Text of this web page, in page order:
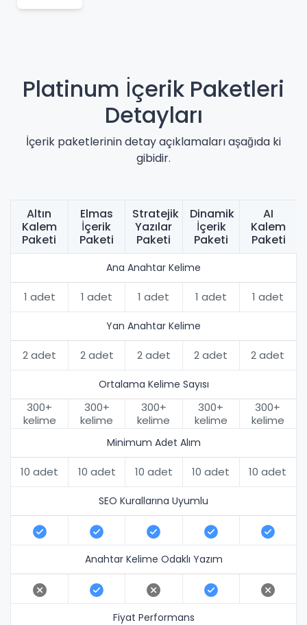
Platinum İçerik Paketleri
Detayları
İçerik paketlerinin detay açıklamaları aşağıda ki
gibidir.
Altın
Kalem
Paketi
Elmas
İçerik
Paketi
Stratejik
Yazılar
Paketi
Dinamik
İçerik
Paketi
AI
Kalem
Paketi
Ana Anahtar Kelime
1 adet 1 adet 1 adet 1 adet 1 adet
Yan Anahtar Kelime
2 adet 2 adet 2 adet 2 adet 2 adet
Ortalama Kelime Sayısı
300+
kelime
300+
kelime
300+
kelime
300+
kelime
300+
kelime
Minimum Adet Alım
10 adet 10 adet 10 adet 10 adet 10 adet
SEO Kurallarına Uyumlu
Anahtar Kelime Odaklı Yazım
Fiyat Performans